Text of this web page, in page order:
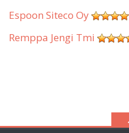
Espoon Siteco Oy
Remppa Jengi Tmi